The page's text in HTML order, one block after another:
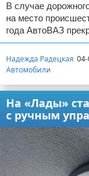
В случае
на место
года АвтоВАЗ
Надежда Радецкая
Автомобили
На «Лады»
с ручным